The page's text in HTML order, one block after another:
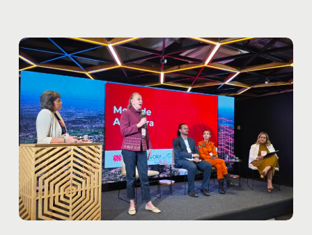
Informe
presentado
en
la
OTCA
registra
la
menor
superficie
quemada
en
la